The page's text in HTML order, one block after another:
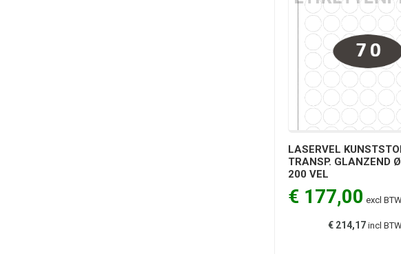
LASERVEL
TRANSP. GLANZEND
200 VEL
€ 177,00 excl
€ 214,17incl